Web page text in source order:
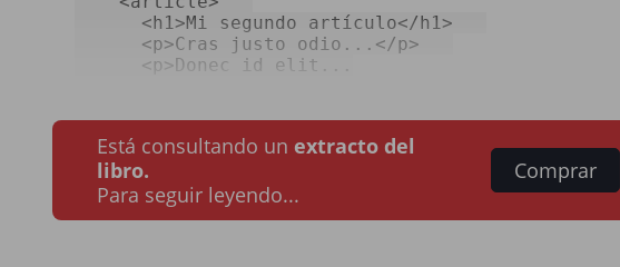
<h1>Mi segundo artículo</h1>
<p>Cras justo odio... </p>
<p >Donec id elit...
Está consultando un extracto del
libro.
Para seguir leyendo...
Comprar